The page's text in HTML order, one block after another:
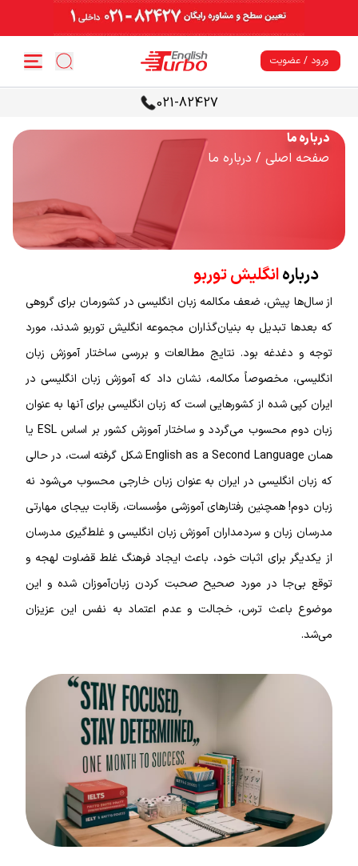
ورود / عضویت
021-82427
درباره ما
صفحه اصلی / درباره ما
دربارهانگلیش توربو
از سال‌ها پیش، ضعف مکالمه زبان انگلیسی در کشورمان برای گروهی
که بعدها تبدیل به بنیان‌گذاران مجموعه انگلیش توربو شدند، مورد
توجه و دغدغه بود. نتایج مطالعات و بررسی ساختار آموزش زبان
انگلیسی، مخصوصاً مکالمه، نشان داد که آموزش زبان انگلیسی در
ایران کپی شده از کشورهایی است که زبان انگلیسی برای آنها به عنوان
زبان دوم محسوب می‌گردد و ساختار آموزش کشور بر اساس ESL یا
همان English as a Second Language شکل گرفته است، در حالی
که زبان انگلیسی در ایران به‌ عنوان زبان خارجی محسوب می‌شود نه
زبان دوم! همچنین رفتارهای آموزشی مؤسسات، رقابت بیجای مهارتی
مدرسان زبان و سردمداران آموزش زبان انگلیسی و غلط‌گیری مدرسان
از یکدیگر برای اثبات خود، باعث ایجاد فرهنگ غلط قضاوت لهجه و
توقع بی‌جا در مورد صحیح صحبت کردن زبان‌آموزان شده و این
موضوع باعث ترس، خجالت و عدم اعتماد به نفس این عزیزان
می‌شد.